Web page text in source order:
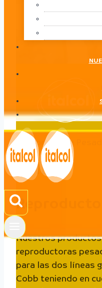
Reproductora
LÍNEA
Nuestros productos
reproductoras
para las dos líneas
Cobb teniendo en